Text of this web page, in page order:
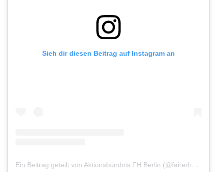
Sieh dir diesen Beitrag auf Instagram an
Ein Beitrag geteilt von Aktionsbündnis FH Berlin (@fairerhandelberlin)